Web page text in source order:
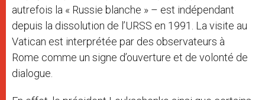
autrefois la « Russie blanche » – est indépendant
depuis la dissolution de l’URSS en 1991. La visite au
Vatican est interprétée par des observateurs à
Rome comme un signe d’ouverture et de volonté de
dialogue.